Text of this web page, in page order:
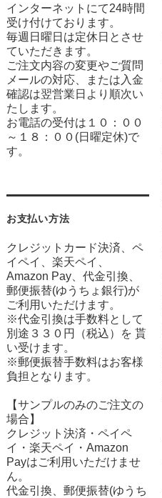
インターネットにて24時間
受け付けております。
毎週日曜日は定休日とさせ
ていただきます。
ご注文内容の変更やご質問
メールの対応、または入金
確認は翌営業日より順次い
たします。
お電話の受付は１０：００
～１８：００(日曜定休)で
す。
お支払い方法
クレジットカード決済、ペ
イペイ、楽天ペイ、
Amazon Pay、代金引換、
郵便振替(ゆうちょ銀行)が
ご利用いただけます。
※代金引換は手数料として
別途３３０円（税込）を 貰
い受けます。
※郵便振替手数料はお客様
負担となります。
【サンプルのみのご注文の
場合】
クレジット決済・ペイペ
イ・楽天ペイ・Amazon
Payはご利用いただけませ
ん。
代金引換、郵便振替(ゆうち